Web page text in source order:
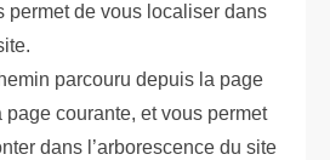
permet de vous localiser dans
parcouru depuis la page
page courante, et vous permet
dans l’arborescence du site